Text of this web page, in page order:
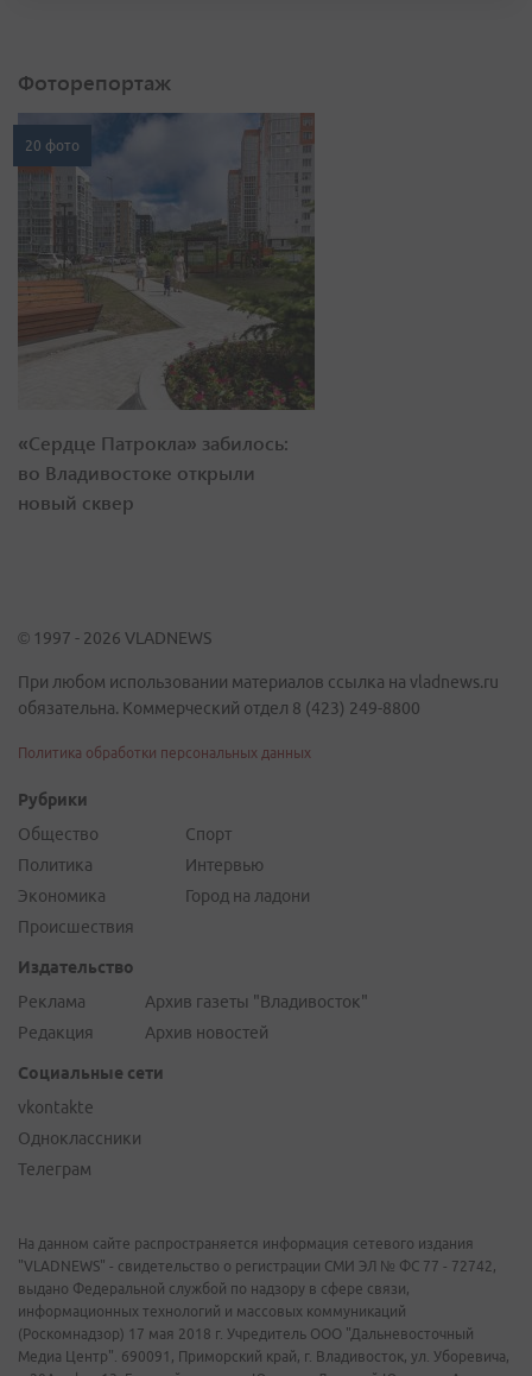
Фоторепортаж
20 фото
«Сердце Патрокла» забилось:
во Владивостоке открыли
новый сквер
© 1997 - 2026 VLADNEWS
При любом использовании материалов ссылка на vladnews.ru
обязательна. Коммерческий отдел 8 (423) 249-8800
Политика обработки персональных данных
Рубрики
Общество
Политика
Экономика
Происшествия
Спорт
Интервью
Город на ладони
Издательство
Реклама
Редакция
Архив газеты "Владивосток"
Архив новостей
Социальные сети
vkontakte
Одноклассники
Телеграм
На данном сайте распространяется информация сетевого издания
"VLADNEWS" - свидетельство о регистрации СМИ ЭЛ № ФС 77 - 72742,
выдано Федеральной службой по надзору в сфере связи,
информационных технологий и массовых коммуникаций
(Роскомнадзор) 17 мая 2018 г. Учредитель ООО "Дальневосточный
Медиа Центр". 690091, Приморский край, г. Владивосток, ул. Уборевича,